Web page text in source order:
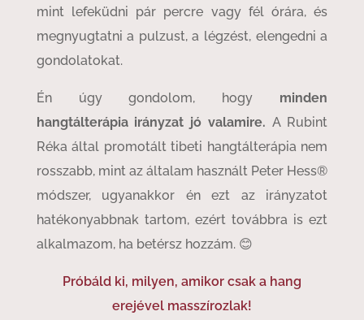
mint lefeküdni pár percre vagy fél órára, és
megnyugtatni a pulzust, a légzést, elengedni a
gondolatokat.
Én úgy gondolom, hogy minden
hangtálterápia irányzat jó valamire. A Rubint
Réka által promotált tibeti hangtálterápia nem
rosszabb, mint az általam használt Peter Hess®
módszer, ugyanakkor én ezt az irányzatot
hatékonyabbnak tartom, ezért továbbra is ezt
alkalmazom, ha betérsz hozzám. 😊
Próbáld ki, milyen, amikor csak a hang
erejével masszírozlak!